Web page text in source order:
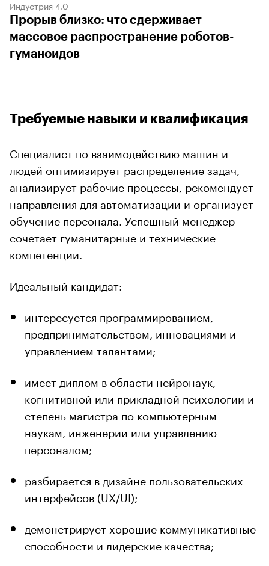
Индустрия 4.0
Прорыв близко: что сдерживает
массовое распространение роботов-
гуманоидов
Требуемые навыки и квалификация
Специалист по взаимодействию машин и
людей оптимизирует распределение задач,
анализирует рабочие процессы, рекомендует
направления для автоматизации и организует
обучение персонала. Успешный менеджер
сочетает гуманитарные и технические
компетенции.
Идеальный кандидат:
интересуется программированием,
предпринимательством, инновациями и
управлением талантами;
имеет диплом в области нейронаук,
когнитивной или прикладной психологии и
степень магистра по компьютерным
наукам, инженерии или управлению
персоналом;
разбирается в дизайне пользовательских
интерфейсов (UX/UI);
демонстрирует хорошие коммуникативные
способности и лидерские качества;